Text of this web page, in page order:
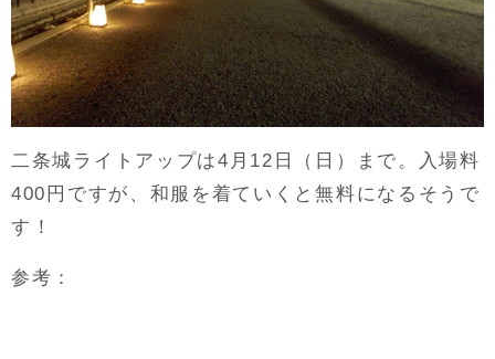
二条城ライトアップは4月12日（日）まで。入場料
400円ですが、和服を着ていくと無料になるそうで
す！
参考：